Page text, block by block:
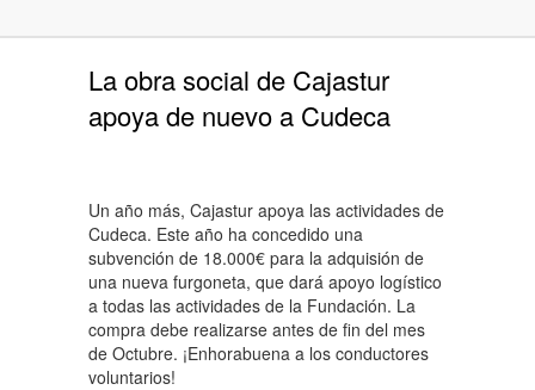
La obra social de Cajastur
apoya de nuevo a Cudeca
Un año más, Cajastur apoya las actividades de
Cudeca. Este año ha concedido una
subvención de 18.000€ para la adquisión de
una nueva furgoneta, que dará apoyo logístico
a todas las actividades de la Fundación. La
compra debe realizarse antes de fin del mes
de Octubre. ¡Enhorabuena a los conductores
voluntarios!